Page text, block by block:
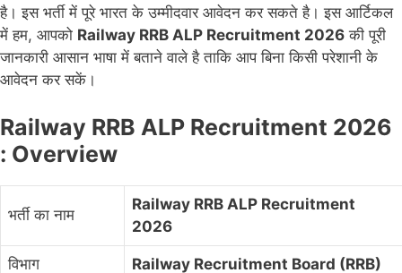
है। इस भर्ती में पूरे भारत के उम्मीदवार आवेदन कर सकते है। इस आर्टिकल
में हम, आपको Railway RRB ALP Recruitment 2026 की पूरी
जानकारी आसान भाषा में बताने वाले है ताकि आप बिना किसी परेशानी के
आवेदन कर सकें।
Railway RRB ALP Recruitment 2026
: Overview
भर्ती का नाम
Railway RRB ALP Recruitment
2026
विभाग Railway Recruitment Board (RRB)